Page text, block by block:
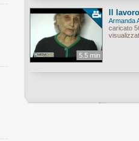
5.5 min
Il
Armanda
caricato